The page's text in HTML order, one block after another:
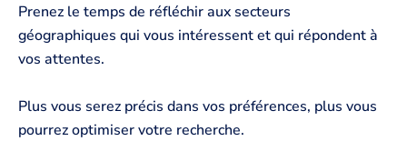
Prenez le temps de réfléchir aux secteurs
géographiques qui vous intéressent et qui répondent à
vos attentes.
Plus vous serez précis dans vos préférences, plus vous
pourrez optimiser votre recherche.